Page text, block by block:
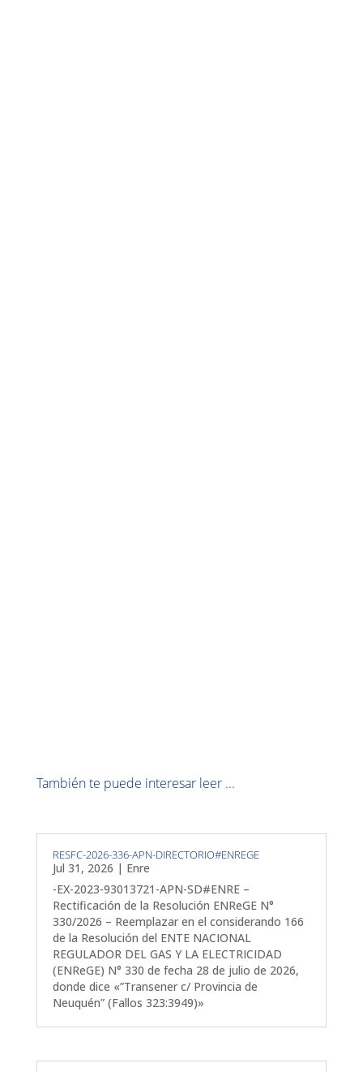
También te puede interesar leer ...
RESFC-2026-336-APN-DIRECTORIO#ENREGE
Jul 31, 2026 | Enre
-EX-2023-93013721-APN-SD#ENRE –
Rectificación de la Resolución ENReGE N°
330/2026 – Reemplazar en el considerando 166
de la Resolución del ENTE NACIONAL
REGULADOR DEL GAS Y LA ELECTRICIDAD
(ENReGE) N° 330 de fecha 28 de julio de 2026,
donde dice «”Transener c/ Provincia de
Neuquén” (Fallos 323:3949)»